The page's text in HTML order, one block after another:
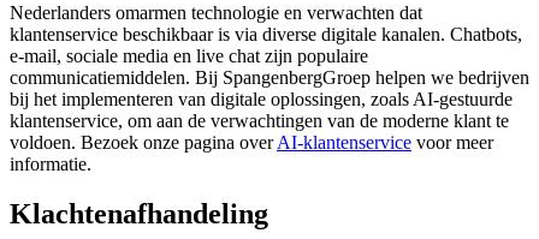
Nederlanders omarmen technologie en verwachten dat
klantenservice beschikbaar is via diverse digitale kanalen. Chatbots,
e-mail, sociale media en live chat zijn populaire
communicatiemiddelen. Bij SpangenbergGroep helpen we bedrijven
bij het implementeren van digitale oplossingen, zoals AI-gestuurde
klantenservice, om aan de verwachtingen van de moderne klant te
voldoen. Bezoek onze pagina overAI-klantenservice voor meer
informatie.
Klachtenafhandeling